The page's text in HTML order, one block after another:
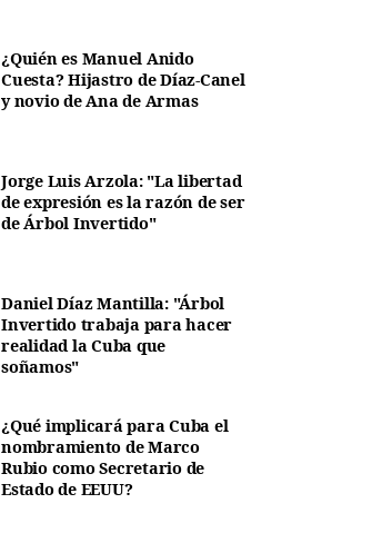
¿Quién es Manuel Anido
Cuesta? Hijastro de Díaz-Canel
y novio de Ana de Armas
Jorge Luis Arzola: "La libertad
de expresión es la razón de ser
de Árbol Invertido"
Daniel Díaz Mantilla: "Árbol
Invertido trabaja para hacer
realidad la Cuba que
soñamos"
¿Qué implicará para Cuba el
nombramiento de Marco
Rubio como Secretario de
Estado de EEUU?